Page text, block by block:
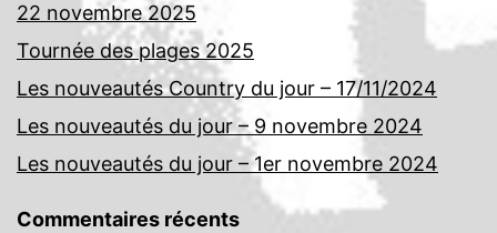
22 novembre 2025
Tournée des plages 2025
Les nouveautés Country du jour – 17/11/2024
Les nouveautés du jour – 9 novembre 2024
Les nouveautés du jour – 1er novembre 2024
Commentaires récents